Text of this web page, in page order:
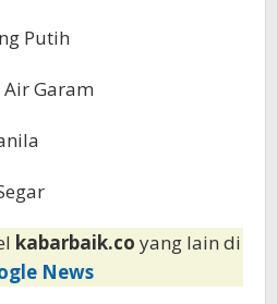
Putih
Garam
kabarbaik.co yang lain di
News